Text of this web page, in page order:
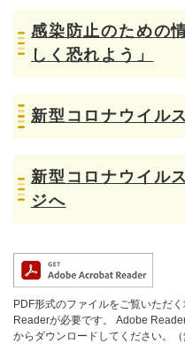
感染防止のための
しく恐れよう」
新型コロナウイル
新型コロナウイル
ジへ
PDF形式のファイルをご覧いただ
Readerが必要です。
Adobe
からダウンロードしてください。（